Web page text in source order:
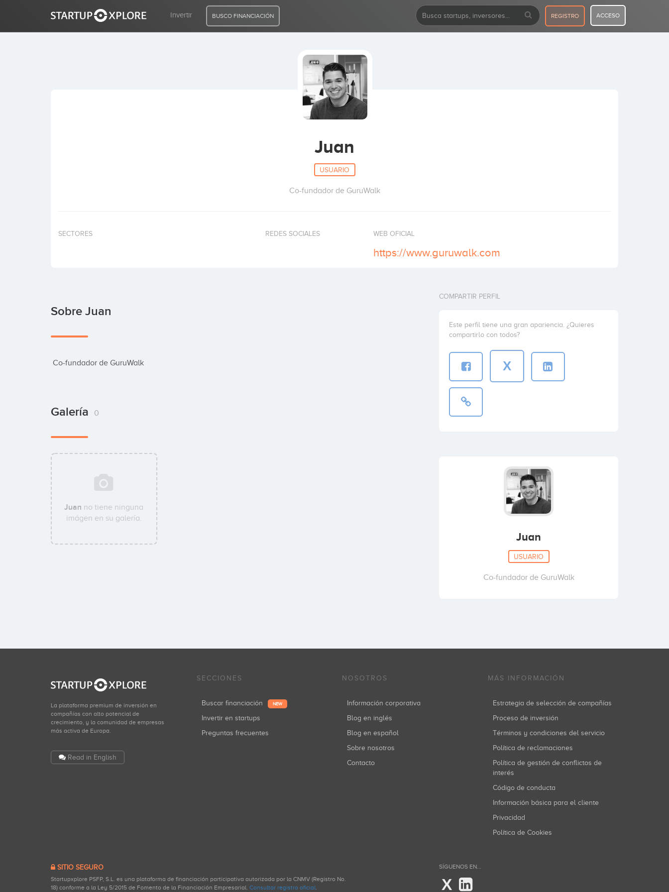
Invertir BUSCO FINANCIACIÓN REGISTRO ACCESO
Juan
USUARIO
Co-fundador de GuruWalk
SECTORES REDES SOCIALES WEB OFICIAL
https://www.guruwalk.com
Sobre Juan
Co-fundador de GuruWalk
Galería 0
Juan no tiene ninguna
imágen en su galería.
COMPARTIR PERFIL
Este perfil tiene una gran apariencia. ¿Quieres
compartirlo con todos?
X
Juan
USUARIO
Co-fundador de GuruWalk
La plataforma premium de inversión en
compañías con alto potencial de
crecimiento, y la comunidad de empresas
más activa de Europa.
Read in English
SECCIONES
Buscar financiación NEW
Invertir en startups
Preguntas frecuentes
NOSOTROS
Información corporativa
Blog en inglés
Blog en español
Sobre nosotros
Contacto
MÁS INFORMACIÓN
Estrategia de selección de compañías
Proceso de inversión
Términos y condiciones del servicio
Política de reclamaciones
Política de gestión de conflictos de
interés
Código de conducta
Información básica para el cliente
Privacidad
Política de Cookies
SITIO SEGURO
Startupxplore PSFP, S.L. es una plataforma de financiación participativa autorizada por la CNMV (Registro No.
18) conforme a la Ley 5/2015 de Fomento de la Financiación Empresarial. Consultar registro oficial.
SÍGUENOS EN...
X